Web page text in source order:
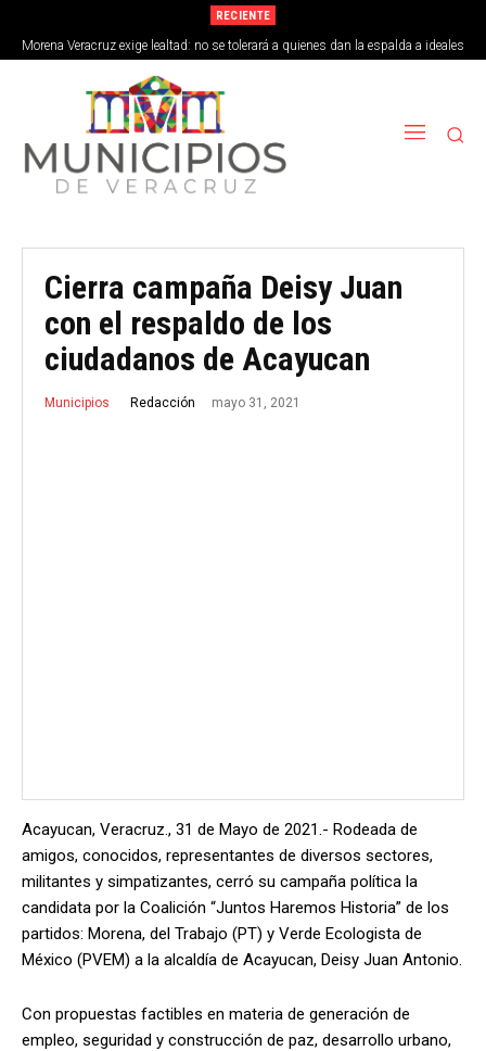
RECIENTE
Morena Veracruz exige lealtad: no se tolerará a quienes dan la espalda a ideales
de la 4T
Cierra campaña Deisy Juan
con el respaldo de los
ciudadanos de Acayucan
Municipios Redacción mayo 31, 2021
Acayucan, Veracruz., 31 de Mayo de 2021.- Rodeada de
amigos, conocidos, representantes de diversos sectores,
militantes y simpatizantes, cerró su campaña política la
candidata por la Coalición “Juntos Haremos Historia” de los
partidos: Morena, del Trabajo (PT) y Verde Ecologista de
México (PVEM) a la alcaldía de Acayucan, Deisy Juan Antonio.
Con propuestas factibles en materia de generación de
empleo, seguridad y construcción de paz, desarrollo urbano,